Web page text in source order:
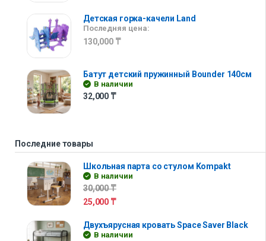
Детская горка-качели Land
Последняя цена:
130,000 ₸
Батут детский пружинный Bounder 140см
В наличии
32,000 ₸
Последние товары
Школьная парта со стулом Kompakt
В наличии
30,000₸
25,000 ₸
Двухъярусная кровать Space Saver Black
В наличии